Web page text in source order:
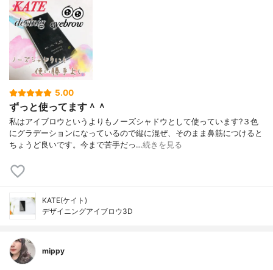
5.00
ずっと使ってます＾＾
私はアイブロウというよりもノーズシャドウとして使っています?３色
にグラデーションになっているので縦に混ぜ、そのまま鼻筋につけると
ちょうど良いです。今まで苦手だっ…続きを見る
KATE(ケイト)
デザイニングアイブロウ3D
mippy